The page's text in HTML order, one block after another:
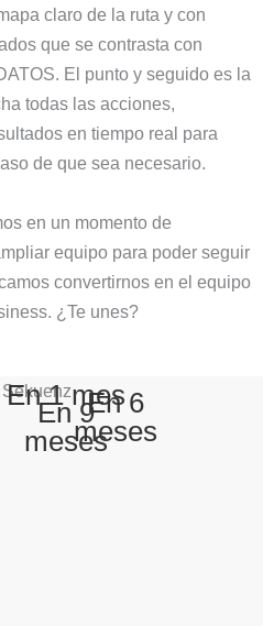
claro de la ruta y con
que se contrasta con
El punto y seguido es la
todas las acciones,
en tiempo real para
de que sea necesario.
en un momento de
equipo para poder seguir
convertirnos en el equipo
¿Te unes?
En 1 mes
En 6
meses
En 9
meses